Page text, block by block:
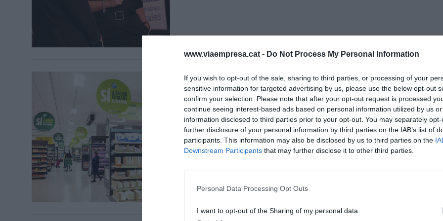
www.viaempresa.cat - Do Not Process My Personal Information
If you wish to opt-out of the sale, sharing to third parties, or processing of your
sensitive information for targeted advertising by us, please use the below opt-out
confirm your selection. Please note that after your opt-out request is processed
continue seeing interest-based ads based on personal information utilized by us
information disclosed to third parties prior to your opt-out. You may separately
further disclosure of your personal information by third parties on the IAB’s list of
participants. This information may also be disclosed by us to third parties on the
Downstream Participants that may further disclose it to other third parties.
Personal Data Processing Opt Outs
I want to opt-out of the Sharing of my personal data.
PAÍS VALENCIÀ
Mercadona redueix el seu consum
energètic en prop de 40 milions de kWh
7 de juny de 2021